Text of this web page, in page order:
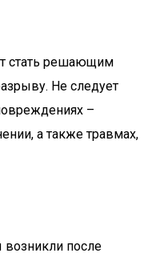
стать решающим
Не следует
–
а также травмах,
после